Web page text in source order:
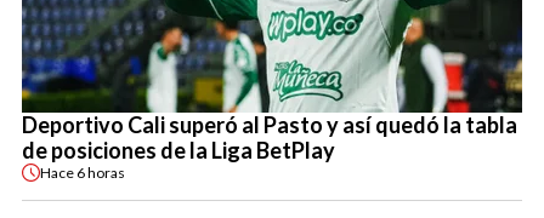
Deportivo Cali superó al Pasto y así quedó la tabla
de posiciones de la Liga BetPlay
Hace 6 horas